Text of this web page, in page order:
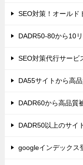
SEO対策！オールド
DADR50-80から10
SEO対策代行サー
DA55サイトから高
DADR60から高品質
DADR50以上のサイ
googleインデックス